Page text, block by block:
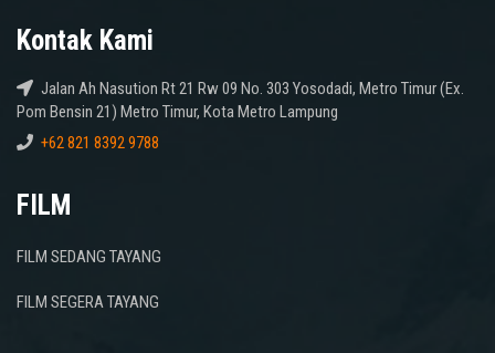
Kontak Kami
Jalan Ah Nasution Rt 21 Rw 09 No. 303 Yosodadi, Metro Timur (Ex.
Pom Bensin 21) Metro Timur, Kota Metro Lampung
+62 821 8392 9788
FILM
FILM SEDANG TAYANG
FILM SEGERA TAYANG